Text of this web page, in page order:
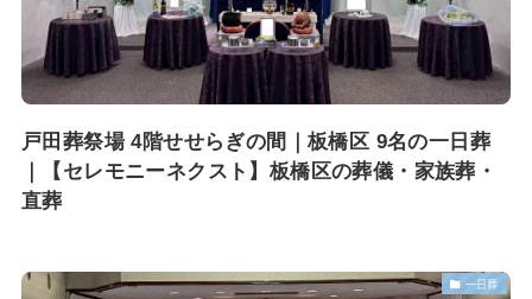
戸田葬祭場 4階せせらぎの間｜板橋区 9名の一日葬
｜【セレモニーネクスト】板橋区の葬儀・家族葬・
直葬
一日葬